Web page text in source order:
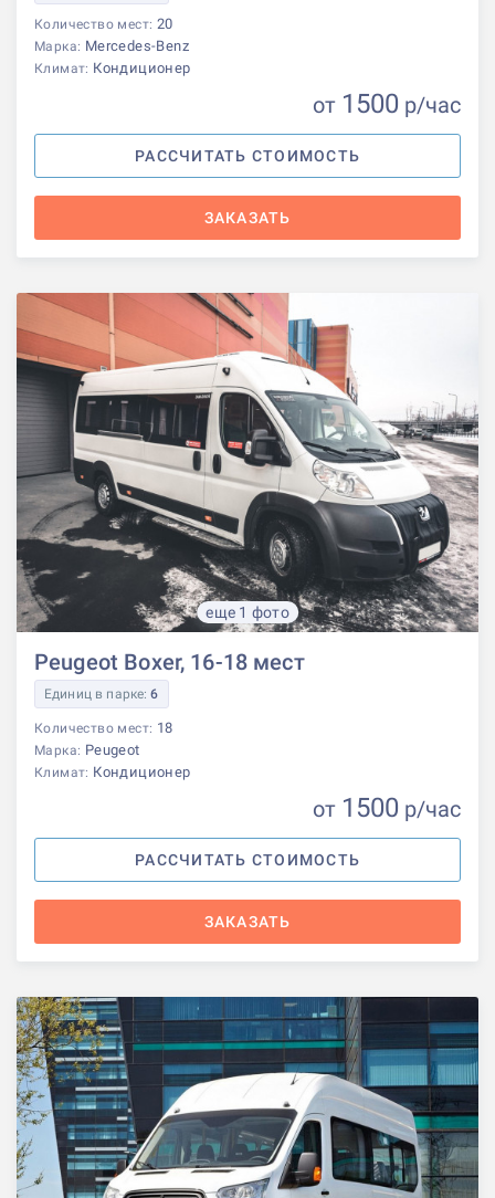
Количество мест: 20
Марка: Mercedes-Benz
Климат: Кондиционер
от 1500 р/час
РАССЧИТАТЬ СТОИМОСТЬ
ЗАКАЗАТЬ
еще 1 фото
Peugeot Boxer, 16-18 мест
Единиц в парке:6
Количество мест: 18
Марка: Peugeot
Климат: Кондиционер
от 1500 р/час
РАССЧИТАТЬ СТОИМОСТЬ
ЗАКАЗАТЬ